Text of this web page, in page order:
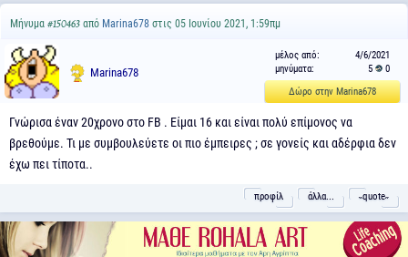
Μήνυμα #150463 από Marina678 στις 05 Ιουνίου 2021, 1:59πμ
Marina678
μέλος από:
4/6/2021
μηνύματα:
5
0
Δώρο στην Marina678
Γνώρισα έναν 20χρονο στο FB . Είμαι 16 και είναι πολύ επίμονος να
βρεθούμε. Τι με συμβουλεύετε οι πιο έμπειρες ; σε γονείς και αδέρφια δεν
έχω πει τίποτα..
προφίλ άλλα... ˵quote˶